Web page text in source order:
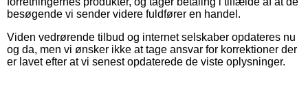
besøgende vi sender videre fuldfører en handel.
Viden vedrørende tilbud og internet selskaber opdateres nu
og da, men vi ønsker ikke at tage ansvar for korrektioner der
er lavet efter at vi senest opdaterede de viste oplysninger.